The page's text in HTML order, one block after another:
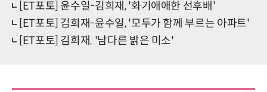
[ET포토] 윤수일-김희재, '화기애애한 선후배'
[ET포토] 김희재-윤수일, '모두가 함께 부르는 아파트'
[ET포토] 김희재. '남다른 밝은 미소'